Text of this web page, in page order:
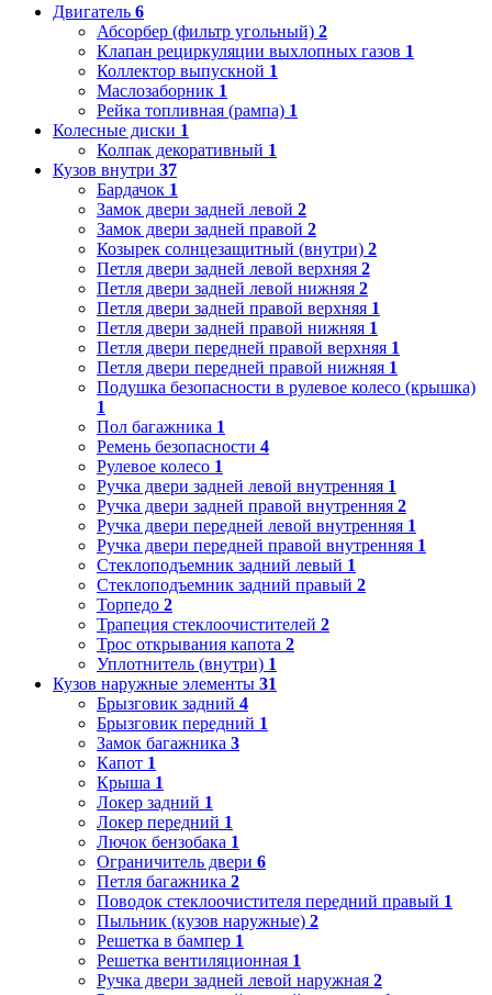
Двигатель 6
Абсорбер (фильтр угольный) 2
Клапан рециркуляции выхлопных газов 1
Коллектор выпускной 1
Маслозаборник 1
Рейка топливная (рампа) 1
Колесные диски 1
Колпак декоративный 1
Кузов внутри 37
Бардачок 1
Замок двери задней левой 2
Замок двери задней правой 2
Козырек солнцезащитный (внутри) 2
Петля двери задней левой верхняя 2
Петля двери задней левой нижняя 2
Петля двери задней правой верхняя 1
Петля двери задней правой нижняя 1
Петля двери передней правой верхняя 1
Петля двери передней правой нижняя 1
Подушка безопасности в рулевое колесо (крышка)
1
Пол багажника 1
Ремень безопасности 4
Рулевое колесо 1
Ручка двери задней левой внутренняя 1
Ручка двери задней правой внутренняя 2
Ручка двери передней левой внутренняя 1
Ручка двери передней правой внутренняя 1
Стеклоподъемник задний левый 1
Стеклоподъемник задний правый 2
Торпедо 2
Трапеция стеклоочистителей 2
Трос открывания капота 2
Уплотнитель (внутри) 1
Кузов наружные элементы 31
Брызговик задний 4
Брызговик передний 1
Замок багажника 3
Капот 1
Крыша 1
Локер задний 1
Локер передний 1
Лючок бензобака 1
Ограничитель двери 6
Петля багажника 2
Поводок стеклоочистителя передний правый 1
Пыльник (кузов наружные) 2
Решетка в бампер 1
Решетка вентиляционная 1
Ручка двери задней левой наружная 2